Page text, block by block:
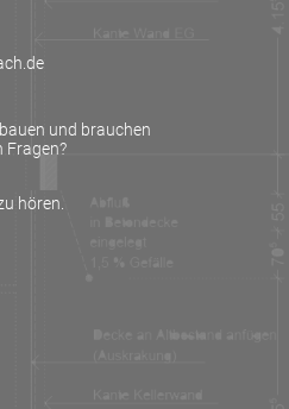
und brauchen
Fragen?
hören.